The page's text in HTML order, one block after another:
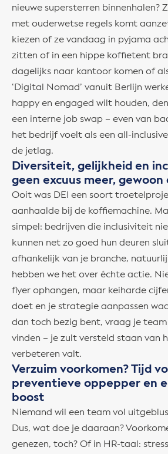
nieuwe supersterren binnenhalen?
met ouderwetse regels komt
kiezen of ze vandaag in pyjama
zitten of in een hippe koffietent
dagelijks naar kantoor komen of
‘Digital Nomad’ vanuit Berlijn
happy en engaged wilt houden,
een interne job swap – even van
het bedrijf voelt als een all-
de jetlag.
Diversiteit, gelijkheid en
geen excuus meer, gewoon
Ooit was DEI een soort
aanhaalde bij de koffiemachine.
simpel: bedrijven die inclusiviteit
kunnen net zo goed hun deuren
afhankelijk van je branche,
hebben we het over échte actie.
flyer ophangen, maar keiharde
doet en je strategie aanpassen
dan toch bezig bent, vraag je team
vinden – je zult versteld staan van
verbeteren valt.
Verzuim voorkomen? Tijd
preventieve oppepper en
boost
Niemand wil een team vol
Dus, wat doe je daaraan?
genezen, toch? Of in HR-taal: